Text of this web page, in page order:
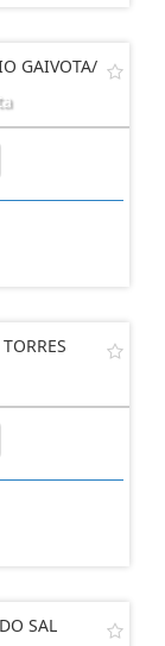
GAIVOTA/
SAL